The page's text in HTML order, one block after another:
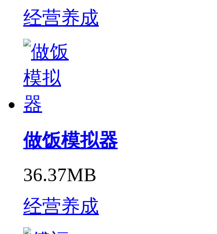
经营养成
做饭模拟器
36.37MB
经营养成